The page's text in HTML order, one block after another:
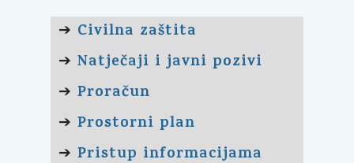
➔ Civilna zaštita
➔ Natječaji i javni pozivi
➔ Proračun
➔ Prostorni plan
➔ Pristup informacijama